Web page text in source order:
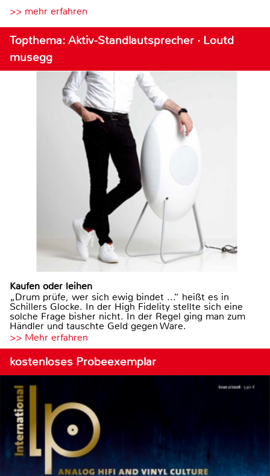
>> mehr erfahren
Topthema: Aktiv-Standlautsprecher · Loutd
musegg
Kaufen oder leihen
„Drum prüfe, wer sich ewig bindet ...“ heißt es in
Schillers Glocke. In der High Fidelity stellte sich eine
solche Frage bisher nicht. In der Regel ging man zum
Händler und tauschte Geld gegen Ware.
>> Mehr erfahren
kostenloses Probeexemplar